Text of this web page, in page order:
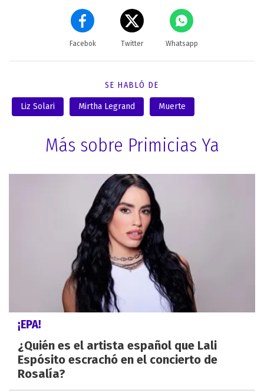
Facebok Twitter Whatsapp
SE HABLÓ DE
Liz Solari Mirtha Legrand Muerte
Más sobre Primicias Ya
¡EPA!
¿Quién es el artista español que Lali
Espósito escrachó en el concierto de
Rosalía?